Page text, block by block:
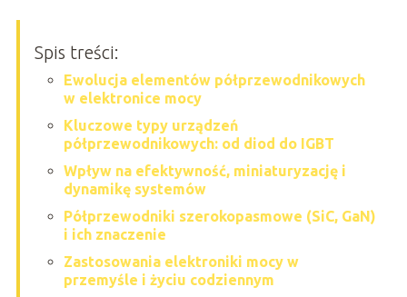
Spis treści:
Ewolucja elementów półprzewodnikowych
w elektronice mocy
Kluczowe typy urządzeń
półprzewodnikowych: od diod do IGBT
Wpływ na efektywność, miniaturyzację i
dynamikę systemów
Półprzewodniki szerokopasmowe (SiC, GaN)
i ich znaczenie
Zastosowania elektroniki mocy w
przemyśle i życiu codziennym